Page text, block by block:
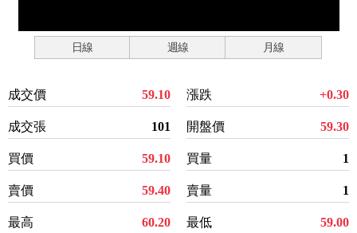
日線 週線 月線
成交價 59.10
成交張 101
買價 59.10
賣價 59.40
最高 60.20
漲跌 +0.30
開盤價 59.30
買量 1
賣量 1
最低 59.00